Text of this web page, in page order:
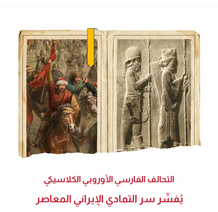
التحالف الفارسي الأوروبي الكلاسيكي
يُفسِّر سر التمادي الإيراني المعاصر